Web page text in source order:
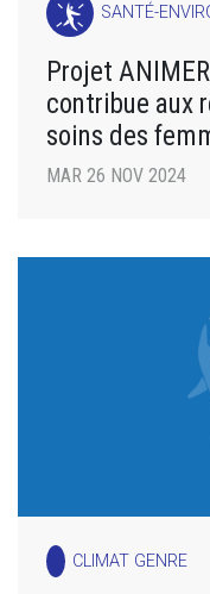
SANTÉ-
Projet
contribue aux
soins des
MAR 26 NOV 2024
CLIMAT GENRE